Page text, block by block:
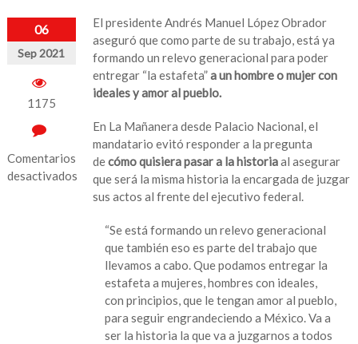
06
Sep 2021
1175
Comentarios
desactivados
El presidente Andrés Manuel López Obrador
aseguró que como parte de su trabajo, está ya
formando un relevo generacional para poder
entregar “la estafeta”a un hombre o mujer con
ideales y amor al pueblo.
En La Mañanera desde Palacio Nacional, el
mandatario evitó responder a la pregunta
decómo quisiera pasar a la historiaal asegurar
que será la misma historia la encargada de juzgar
sus actos al frente del ejecutivo federal.
“Se está formando un relevo generacional
que también eso es parte del trabajo que
llevamos a cabo. Que podamos entregar la
estafeta a mujeres, hombres con ideales,
con principios, que le tengan amor al pueblo,
para seguir engrandeciendo a México. Va a
ser la historia la que va a juzgarnos a todos